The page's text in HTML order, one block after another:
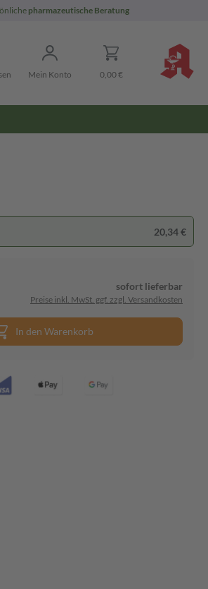
pharmazeutische Beratung
Mein Konto 0,00 €
20,34 €
sofort lieferbar
Preise inkl. MwSt. ggf. zzgl. Versandkosten
In den Warenkorb